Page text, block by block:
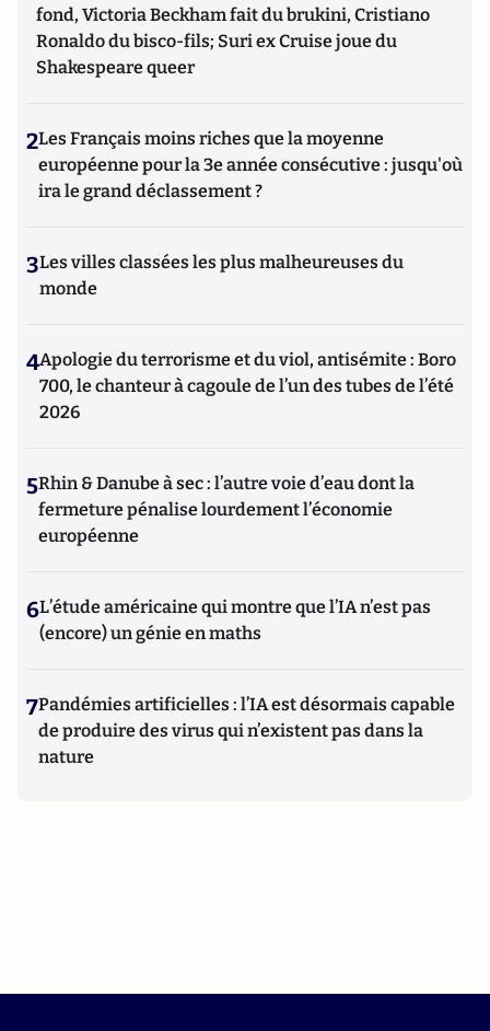
fond, Victoria Beckham fait du brukini, Cristiano
Ronaldo du bisco-fils; Suri ex Cruise joue du
Shakespeare queer
2Les Français moins riches que la moyenne
européenne pour la 3e année consécutive : jusqu'où
ira le grand déclassement ?
3Les villes classées les plus malheureuses du
monde
4Apologie du terrorisme et du viol, antisémite : Boro
700, le chanteur à cagoule de l’un des tubes de l’été
2026
5Rhin & Danube à sec : l’autre voie d’eau dont la
fermeture pénalise lourdement l’économie
européenne
6L’étude américaine qui montre que l’IA n’est pas
(encore) un génie en maths
7Pandémies artificielles : l’IA est désormais capable
de produire des virus qui n’existent pas dans la
nature